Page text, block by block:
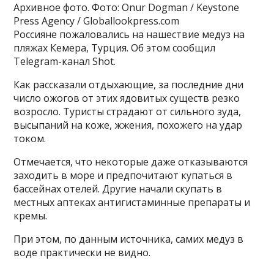
Архивное фото. Фото: Onur Dogman / Keystone
Press Agency / Globallookpress.com
Россияне пожаловались на нашествие медуз на
пляжах Кемера, Турция. Об этом сообщил
Telegram-канал Shot.
Как рассказали отдыхающие, за последние дни
число ожогов от этих ядовитых существ резко
возросло. Туристы страдают от сильного зуда,
высыпаний на коже, жжения, похожего на удар
током.
Отмечается, что некоторые даже отказываются
заходить в море и предпочитают купаться в
бассейнах отелей. Другие начали скупать в
местных аптеках антигистаминные препараты и
кремы.
При этом, по данным источника, самих медуз в
воде практически не видно.